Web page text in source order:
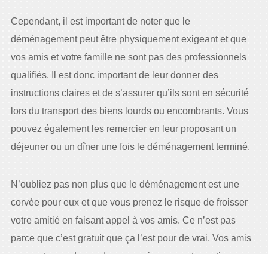
Cependant, il est important de noter que le
déménagement peut être physiquement exigeant et que
vos amis et votre famille ne sont pas des professionnels
qualifiés. Il est donc important de leur donner des
instructions claires et de s’assurer qu’ils sont en sécurité
lors du transport des biens lourds ou encombrants. Vous
pouvez également les remercier en leur proposant un
déjeuner ou un dîner une fois le déménagement terminé.
N’oubliez pas non plus que le déménagement est une
corvée pour eux et que vous prenez le risque de froisser
votre amitié en faisant appel à vos amis. Ce n’est pas
parce que c’est gratuit que ça l’est pour de vrai. Vos amis